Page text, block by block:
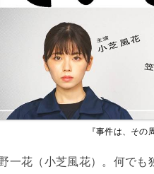
『事件は、その
一花（小芝風花）。何でも